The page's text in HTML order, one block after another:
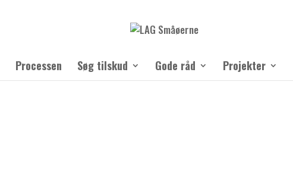
Processen Søg tilskud Gode råd Projekter